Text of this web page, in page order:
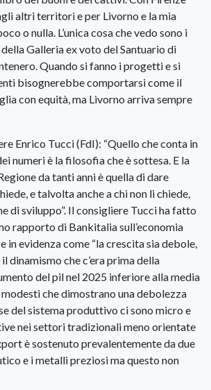
altri territori e per Livorno e la mia
o nulla. L’unica cosa che vedo sono i
Galleria ex voto del Santuario di
Quando si fanno i progetti e si
bisognerebbe comportarsi come il
con equità, ma Livorno arriva sempre
Enrico Tucci (FdI): “Quello che conta in
numeri è la filosofia che è sottesa. E la
da tanti anni è quella di dare
e talvolta anche a chi non li chiede,
di sviluppo”. Il consigliere Tucci ha fatto
rapporto di Bankitalia sull’economia
in evidenza come “la crescita sia debole,
dinamismo che c’era prima della
del pil nel 2025 inferiore alla media
che dimostrano una debolezza
del sistema produttivo ci sono micro e
nei settori tradizionali meno orientate
è sostenuto prevalentemente da due
e i metalli preziosi ma questo non